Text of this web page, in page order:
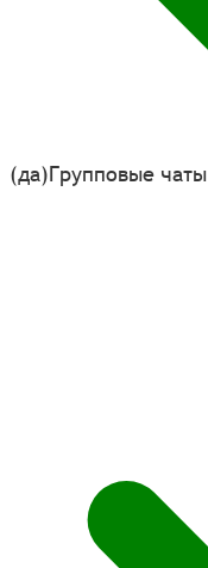
(да)Групповые чаты